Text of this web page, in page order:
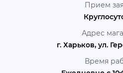
Прием
Адрес
г. Харьков, ул.
Время